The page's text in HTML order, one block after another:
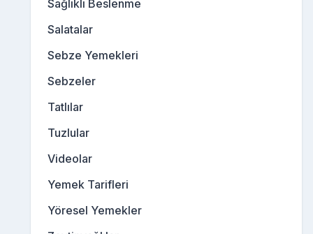
Sağlıklı Beslenme
Salatalar
Sebze Yemekleri
Sebzeler
Tatlılar
Tuzlular
Videolar
Yemek Tarifleri
Yöresel Yemekler